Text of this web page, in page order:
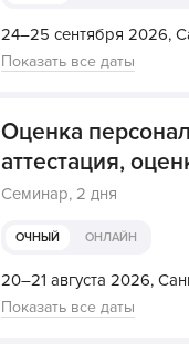
24–25 сентября 2026,
Показать все даты
Оценка
аттестация,
Семинар,2 дня
ОЧНЫЙ ОНЛАЙН
20–21 августа 2026,
Показать все даты